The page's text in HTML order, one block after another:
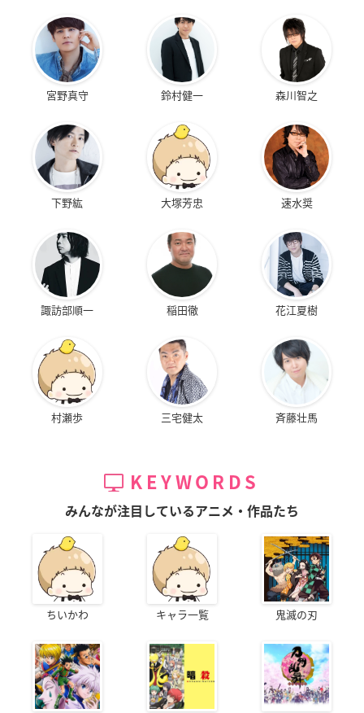
宮野真守 鈴村健一 森川智之
下野紘 大塚芳忠 速水奨
諏訪部順一 稲田徹 花江夏樹
村瀬歩 三宅健太 斉藤壮馬
KEYWORDS
みんなが注目しているアニメ・作品たち
ちいかわ キャラ一覧 鬼滅の刃